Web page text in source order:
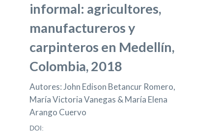
informal: agricultores,
manufactureros y
carpinteros en Medellín,
Colombia, 2018
Autores: John Edison Betancur Romero,
María Victoria Vanegas & María Elena
Arango Cuervo
DOI: